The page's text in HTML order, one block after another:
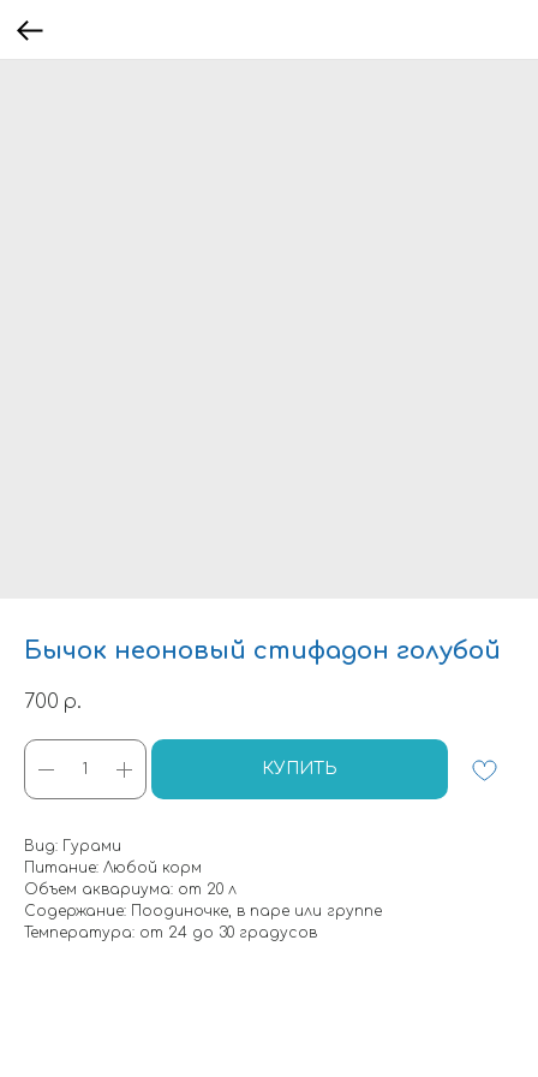
Бычок неоновый стифадон голубой
700 р.
КУПИТЬ
Вид: Гурами
Питание: Любой корм
Объем аквариума: от 20 л
Содержание: Поодиночке, в паре или группе
Температура: от 24 до 30 градусов